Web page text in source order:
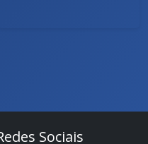
Sociais